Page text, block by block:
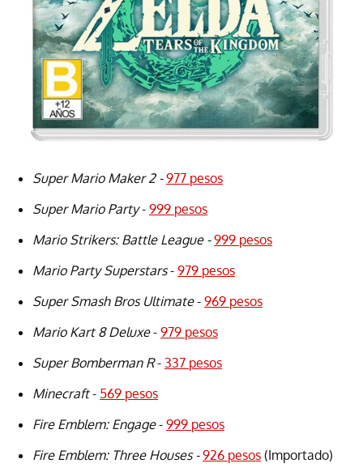
Super Mario Maker 2 -977 pesos
Super Mario Party- 999 pesos
Mario Strikers: Battle League -999 pesos
Mario Party Superstars- 979 pesos
Super Smash Bros Ultimate- 969 pesos
Mario Kart 8 Deluxe- 979 pesos
Super Bomberman R- 337 pesos
Minecraft- 569 pesos
Fire Emblem: Engage- 999 pesos
Fire Emblem: Three Houses -926 pesos (Importado)